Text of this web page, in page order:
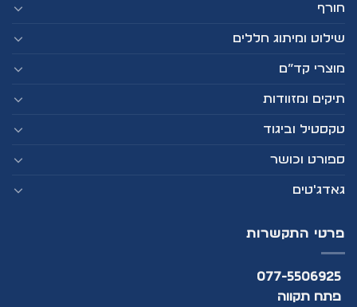
חורף
שילוט ומיתוג חללים
מוצרי קד”ם
תיקים ומזוודות
טקסטיל וביגוד
ספורט וכושר
גאדג'טים
פרטי התקשרות
077-5506925
פתח תקווה